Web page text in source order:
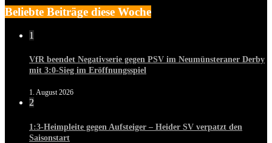
Beliebte Beiträge diese Woche
1
VfR beendet Negativserie gegen PSV im Neumünsteraner Derby
mit 3:0-Sieg im Eröffnungsspiel
1. August 2026
2
1:3-Heimpleite gegen Aufsteiger – Heider SV verpatzt den
Saisonstart